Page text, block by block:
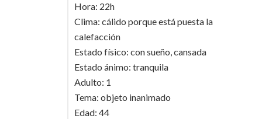
Hora: 22h
Clima: cálido porque está puesta la
calefacción
Estado físico: con sueño, cansada
Estado ánimo: tranquila
Adulto: 1
Tema: objeto inanimado
Edad: 44